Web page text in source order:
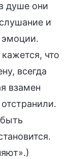
душе они
и
эмоции.
что
всегда
взамен